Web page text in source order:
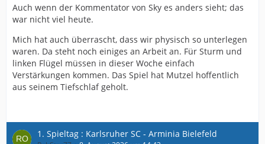
Auch wenn der Kommentator von Sky es anders sieht; das
war nicht viel heute.
Mich hat auch überrascht, dass wir physisch so unterlegen
waren. Da steht noch einiges an Arbeit an. Für Sturm und
linken Flügel müssen in dieser Woche einfach
Verstärkungen kommen. Das Spiel hat Mutzel hoffentlich
aus seinem Tiefschlaf geholt.
1. Spieltag : Karlsruher SC - Arminia Bielefeld